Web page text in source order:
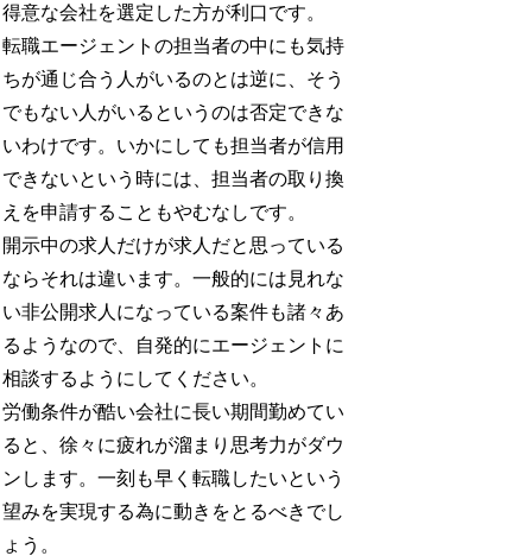
得意な会社を選定した方が利口です。
転職エージェントの担当者の中にも気持
ちが通じ合う人がいるのとは逆に、そう
でもない人がいるというのは否定できな
いわけです。いかにしても担当者が信用
できないという時には、担当者の取り換
えを申請することもやむなしです。
開示中の求人だけが求人だと思っている
ならそれは違います。一般的には見れな
い非公開求人になっている案件も諸々あ
るようなので、自発的にエージェントに
相談するようにしてください。
労働条件が酷い会社に長い期間勤めてい
ると、徐々に疲れが溜まり思考力がダウ
ンします。一刻も早く転職したいという
望みを実現する為に動きをとるべきでし
ょう。